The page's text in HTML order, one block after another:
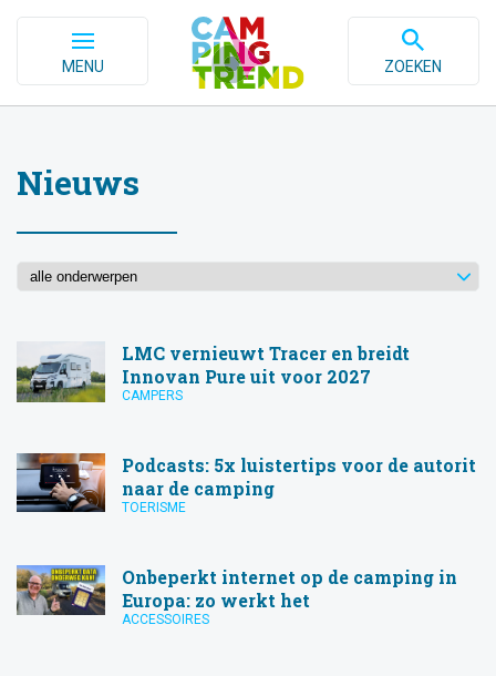
MENU ZOEKEN
Nieuws
LMC vernieuwt Tracer en breidt
Innovan Pure uit voor 2027
CAMPERS
Podcasts: 5x luistertips voor de autorit
naar de camping
TOERISME
Onbeperkt internet op de camping in
Europa: zo werkt het
ACCESSOIRES